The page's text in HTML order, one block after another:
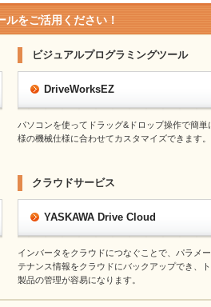
をご活用ください！
ビジュアルプログラミングツール
DriveWorksEZ
パソコンを使ってドラッグ&ドロップ操作で簡
様の機械仕様に合わせてカスタマイズできます。
クラウドサービス
YASKAWA Drive Cloud
インバータをクラウドにつなぐことで、パラメ
テナンス情報をクラウドにバックアップでき、
製品の管理が容易になります。